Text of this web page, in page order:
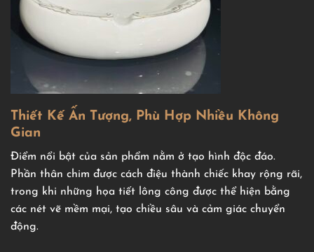
Thiết Kế Ấn Tượng, Phù Hợp Nhiều Không
Gian
Điểm nổi bật của sản phẩm nằm ở tạo hình độc đáo.
Phần thân chim được cách điệu thành chiếc khay rộng rãi,
trong khi những họa tiết lông công được thể hiện bằng
các nét vẽ mềm mại, tạo chiều sâu và cảm giác chuyển
động.